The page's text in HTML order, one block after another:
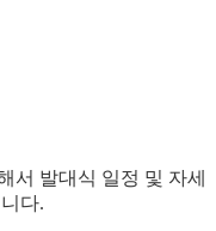
서 발대식 일정 및 자세
다.